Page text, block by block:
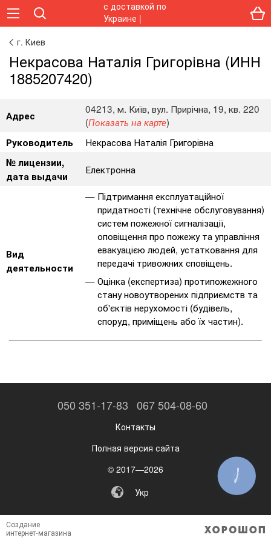
г. Киев
Некрасова Наталія Григорівна (ИНН
1885207420)
Адрес
04213, м. Київ, вул. Прирічна, 19, кв. 220
(Показать на карте)
Руководитель
Некрасова Наталія Григорівна
№ лицензии,
дата выдачи
Електронна
Вид
деятельности
Підтримання експлуатаційної
придатності (технічне обслуговування)
систем пожежної сигналізації,
оповіщення про пожежу та управління
евакуацією людей, устатковання для
передачі тривожних сповіщень.
Оцінка (експертиза) протипожежного
стану новоутворених підприємств та
об'єктів нерухомості (будівель,
споруд, приміщень або їх частин).
050 351-17-83 067 504-08-60
Контакты
Полная версия сайта
© 2017—2026
Укр
Создание
интернет-магазина
КНОПКА
ЗВ'ЯЗКУ